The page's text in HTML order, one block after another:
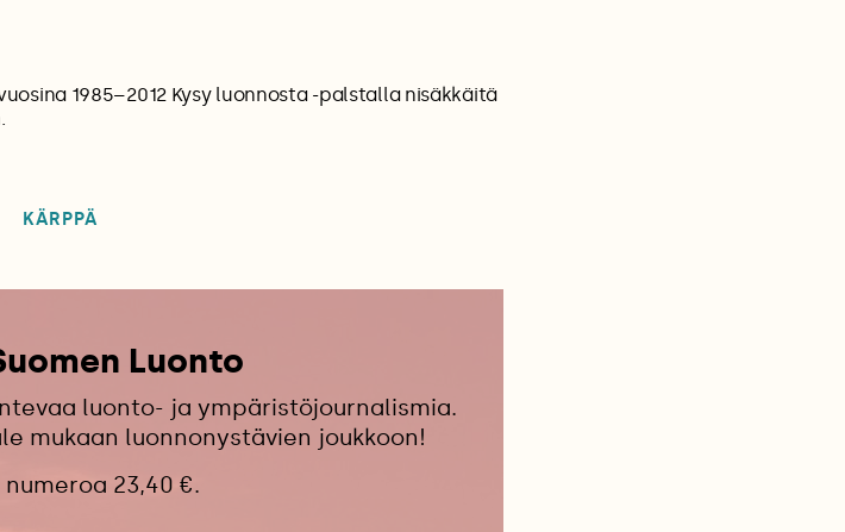
1985–2012 Kysy luonnosta -palstalla nisäkkäitä
KÄRPPÄ
Luonto
luonto- ja ympäristöjournalismia.
mukaan luonnonystävien joukkoon!
numeroa 23,40 €.